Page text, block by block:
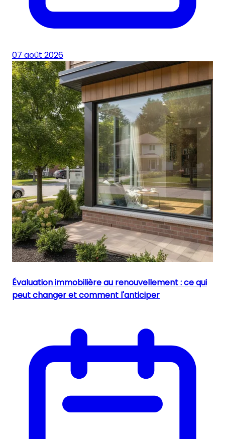
07 août 2026
Évaluation immobilière au renouvellement : ce qui
peut changer et comment l'anticiper